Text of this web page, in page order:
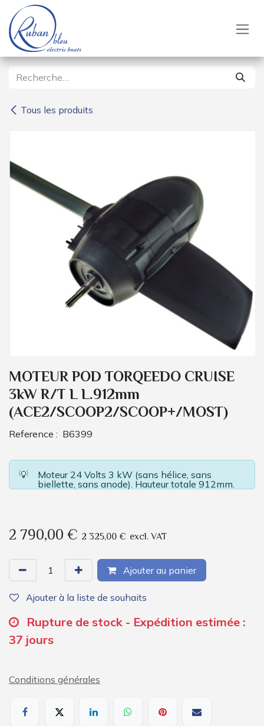
Se rendre au contenu
Tous les produits
MOTEUR POD TORQEEDO CRUISE
3kW R/T L L.912mm
(ACE2/SCOOP2/SCOOP+/MOST)
Reference : B6399
💡
Moteur 24 Volts 3 kW (sans hélice, sans
biellette, sans anode). Hauteur totale 912mm.
2 790,00€ 2 325,00 € excl. VAT
Ajouter au panier
Ajouter à la liste de souhaits
Rupture de stock - Expédition estimée :
37 jours
Conditions générales